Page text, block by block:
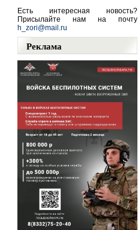
Есть интересная новость?
Присылайте нам на почту
h_zori@mail.ru
Реклама